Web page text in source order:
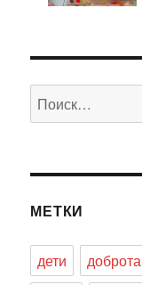
Искать:
МЕТКИ
дети доброта